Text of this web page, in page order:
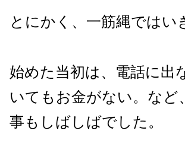
とにかく、一筋縄ではい
始めた当初は、電話に出
いてもお金がない。など
事もしばしばでした。